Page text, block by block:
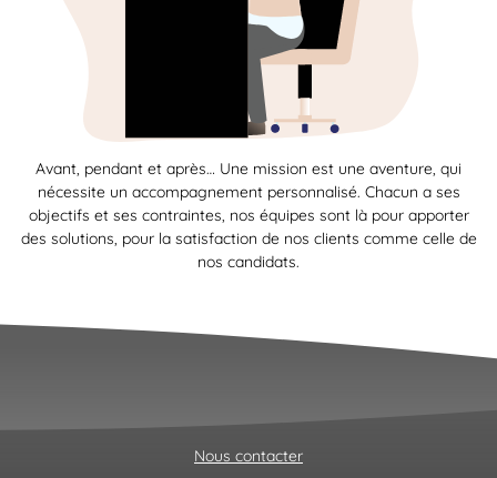
Avant, pendant et après… Une mission est une aventure, qui
nécessite un accompagnement personnalisé. Chacun a ses
objectifs et ses contraintes, nos équipes sont là pour apporter
des solutions, pour la satisfaction de nos clients comme celle de
nos candidats.
Nous contacter